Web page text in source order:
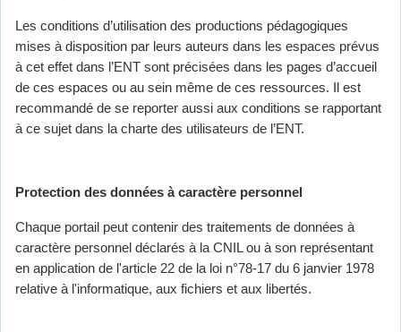
Les conditions d’utilisation des productions pédagogiques
mises à disposition par leurs auteurs dans les espaces prévus
à cet effet dans l’ENT sont précisées dans les pages d’accueil
de ces espaces ou au sein même de ces ressources. Il est
recommandé de se reporter aussi aux conditions se rapportant
à ce sujet dans la charte des utilisateurs de l’ENT.
Protection des données à caractère personnel
Chaque portail peut contenir des traitements de données à
caractère personnel déclarés à la CNIL ou à son représentant
en application de l'article 22 de la loi n°78-17 du 6 janvier 1978
relative à l'informatique, aux fichiers et aux libertés.